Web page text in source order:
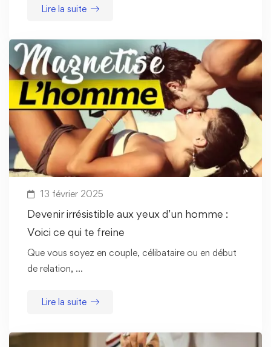
Lire la suite
13 février 2025
Devenir irrésistible aux yeux d’un homme :
Voici ce qui te freine
Que vous soyez en couple, célibataire ou en début
de relation, …
Lire la suite